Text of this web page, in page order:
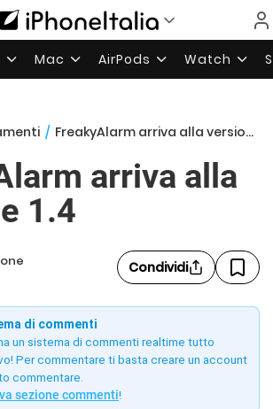
Mac AirPods Watch
/ FreakyAlarm arriva alla versione 1.4
arriva alla
1.4
Condividi
di commenti
un sistema di commenti realtime tutto
Per commentare ti basta creare un account
commentare.
sezione commenti!